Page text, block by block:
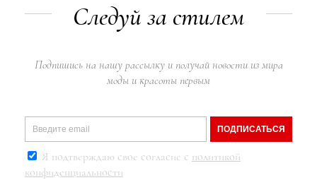
Следуй за стилем
Подпишись на нашу рассылку и получай новости из мира
моды и красоты первым
ПОДПИСАТЬСЯ
Я подтверждаю свое согласие с политикой
конфиденциальности